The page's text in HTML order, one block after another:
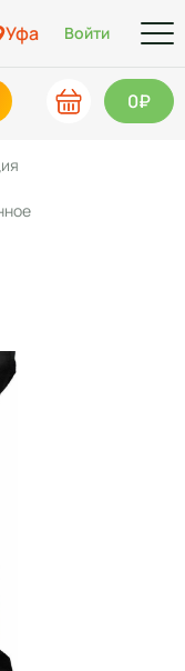
Уфа Войти
0₽